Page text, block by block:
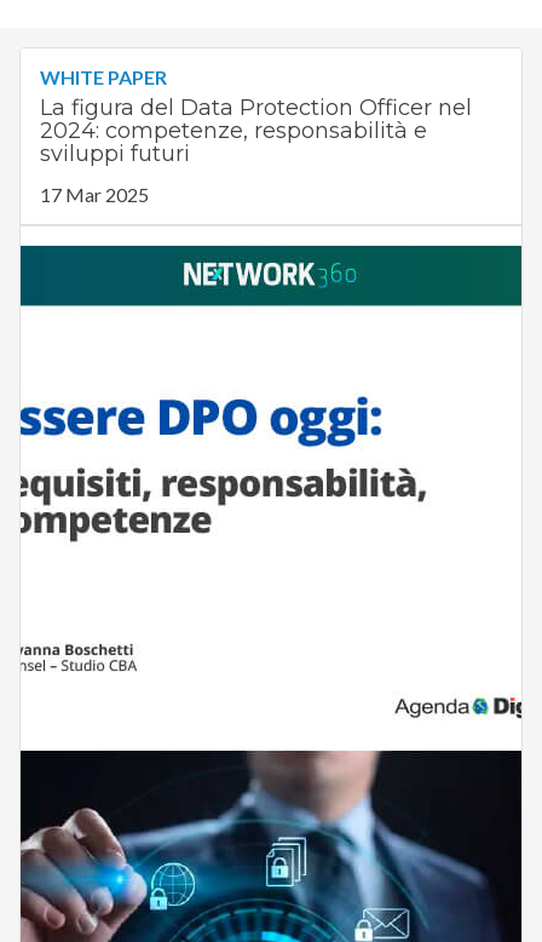
WHITE PAPER
La figura del Data Protection Officer nel
2024: competenze, responsabilità e
sviluppi futuri
17 Mar 2025